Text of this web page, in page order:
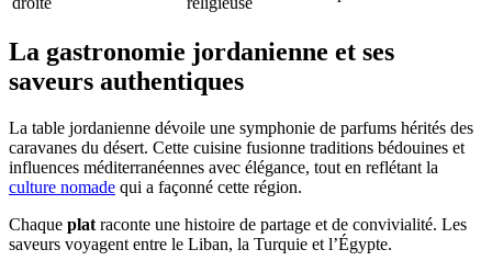
La gastronomie jordanienne et ses
saveurs authentiques
La table jordanienne dévoile une symphonie de parfums hérités des
caravanes du désert. Cette cuisine fusionne traditions bédouines et
influences méditerranéennes avec élégance, tout en reflétant la
culture nomade qui a façonné cette région.
Chaque plat raconte une histoire de partage et de convivialité. Les
saveurs voyagent entre le Liban, la Turquie et l’Égypte.